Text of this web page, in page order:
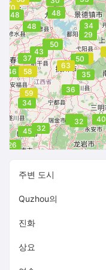
50
63
52
58
34
46
45
45
59
40
70
51
36
50
59
34
37
48
26
34
32
50
35
62
58
29
43
48
32
32
48
51
주변 도시
Quzhou의
진화
상요